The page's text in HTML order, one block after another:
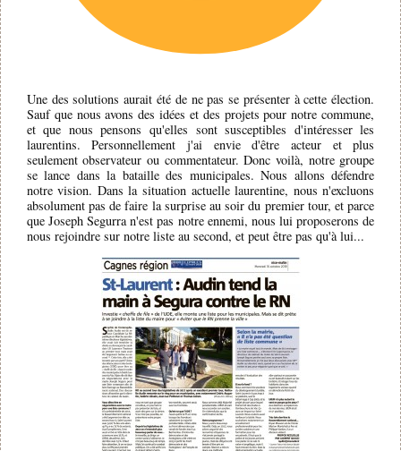
Une des solutions aurait été de ne pas se présenter à cette élection.
Sauf que nous avons des idées et des projets pour notre commune,
et que nous pensons qu'elles sont susceptibles d'intéresser les
laurentins. Personnellement j'ai envie d'être acteur et plus
seulement observateur ou commentateur. Donc voilà, notre groupe
se lance dans la bataille des municipales. Nous allons défendre
notre vision. Dans la situation actuelle laurentine, nous n'excluons
absolument pas de faire la surprise au soir du premier tour, et parce
que Joseph Segurra n'est pas notre ennemi, nous lui proposerons de
nous rejoindre sur notre liste au second, et peut être pas qu'à lui...